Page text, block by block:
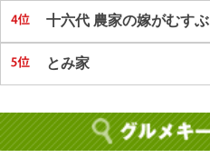
十六代 農家の嫁がむす
とみ家